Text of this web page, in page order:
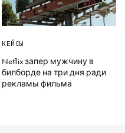
КЕЙСЫ
Netflix запер мужчину в
билборде на три дня ради
рекламы фильма